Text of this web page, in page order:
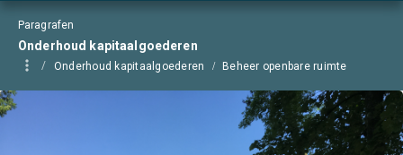
Paragrafen
Onderhoud kapitaalgoederen
Onderhoud kapitaalgoederen Beheer openbare ruimte